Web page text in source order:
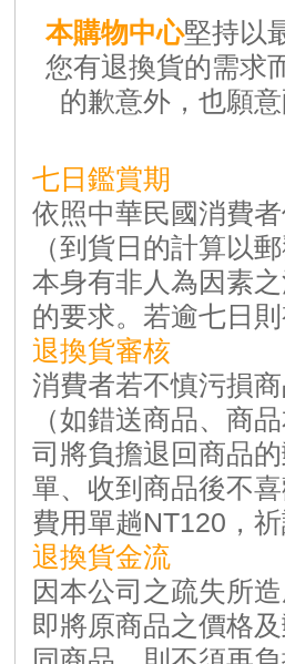
本購物中心堅持以
您有退換貨的需求
的歉意外，也願
七日鑑賞期
依照中華民國消費
（到貨日的計算以
本身有非人為因素
的要求。若逾七日
退換貨審核
消費者若不慎污損
（如錯送商品、商
司將負擔退回商品
單、收到商品後不
費用單趟NT120，祈
退換貨金流
因本公司之疏失所
即將原商品之價格